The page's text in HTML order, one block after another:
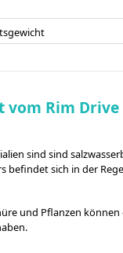
vom Rim Drive
sind sind
befindet sich in der
und Pflanzen